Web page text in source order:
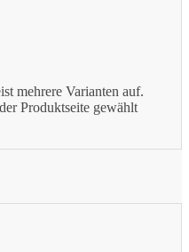
mehrere Varianten auf.
Produktseite gewählt